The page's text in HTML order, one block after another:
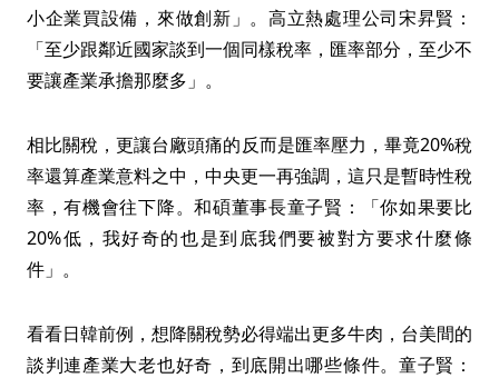
小企業買設備，來做創新」。高立熱處理公司宋昇賢：
「至少跟鄰近國家談到一個同樣稅率，匯率部分，至少不
要讓產業承擔那麼多」。
相比關稅，更讓台廠頭痛的反而是匯率壓力，畢竟20%稅
率還算產業意料之中，中央更一再強調，這只是暫時性稅
率，有機會往下降。和碩董事長童子賢：「你如果要比
20%低，我好奇的也是到底我們要被對方要求什麼條
件」。
看看日韓前例，想降關稅勢必得端出更多牛肉，台美間的
談判連產業大老也好奇，到底開出哪些條件。童子賢：